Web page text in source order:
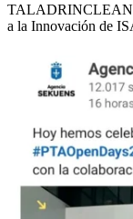
a la Innovación de